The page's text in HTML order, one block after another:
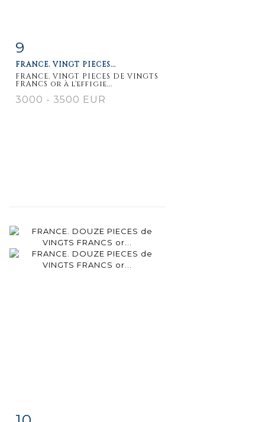
9
FRANCE. VINGT PIECES...
FRANCE. VINGT PIECES DE VINGTS
FRANCS or à l'effigie...
3000 - 3500 EUR
Item detail